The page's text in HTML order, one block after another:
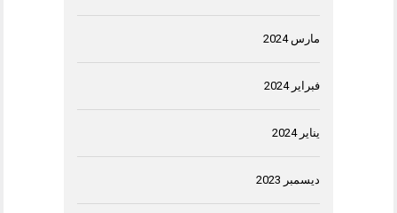
مارس 2024
فبراير 2024
يناير 2024
ديسمبر 2023